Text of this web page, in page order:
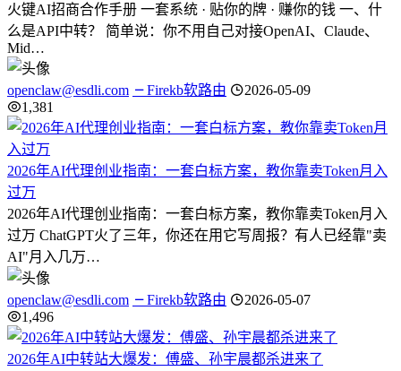
火键AI招商合作手册 一套系统 · 贴你的牌 · 赚你的钱 一、什
么是API中转？ 简单说：你不用自己对接OpenAI、Claude、
Mid…
openclaw@esdli.com Firekb软路由
2026-05-09
1,381
2026年AI代理创业指南：一套白标方案，教你靠卖Token月入
过万
2026年AI代理创业指南：一套白标方案，教你靠卖Token月入
过万 ChatGPT火了三年，你还在用它写周报？有人已经靠"卖
AI"月入几万…
openclaw@esdli.com Firekb软路由
2026-05-07
1,496
2026年AI中转站大爆发：傅盛、孙宇晨都杀进来了